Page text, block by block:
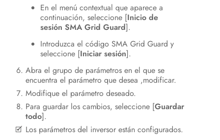
En el menú contextual que aparece a
continuación, seleccione [Inicio de
sesión SMA Grid Guard].
Introduzca el código SMA Grid Guard y
seleccione [Iniciar sesión].
Abra el grupo de parámetros en el que se
encuentra el parámetro que desea ,modificar.
Modifique el parámetro deseado.
Para guardar los cambios, seleccione [Guardar
todo].
Los parámetros del inversor están configurados.